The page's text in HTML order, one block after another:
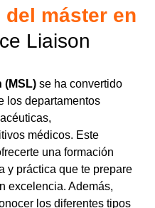
máster en
Liaison
(MSL) se ha convertido
los departamentos
médicos. Este
una formación
y práctica que te prepare
excelencia. Además,
los diferentes tipos